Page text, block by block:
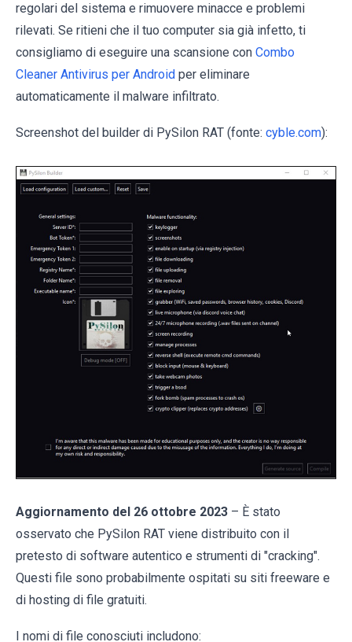
regolari del sistema e rimuovere minacce e problemi
rilevati. Se ritieni che il tuo computer sia già infetto, ti
consigliamo di eseguire una scansione con Combo
Cleaner Antivirus per Android per eliminare
automaticamente il malware infiltrato.
Screenshot del builder di PySilon RAT (fonte: cyble.com):
Aggiornamento del 26 ottobre 2023 – È stato
osservato che PySilon RAT viene distribuito con il
pretesto di software autentico e strumenti di "cracking".
Questi file sono probabilmente ospitati su siti freeware e
di hosting di file gratuiti.
I nomi di file conosciuti includono: